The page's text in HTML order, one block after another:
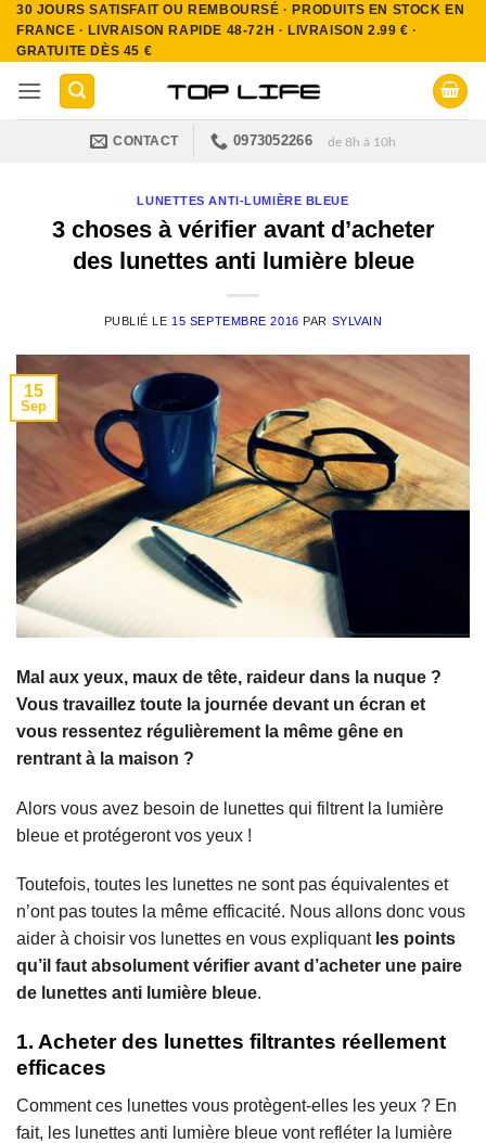
Passer
au
contenu
30 JOURS SATISFAIT OU REMBOURSÉ · PRODUITS EN STOCK EN
FRANCE · LIVRAISON RAPIDE 48-72H · LIVRAISON 2.99 € ·
GRATUITE DÈS 45 €
CONTACT 0973052266 de 8h à 10h
LUNETTES ANTI-LUMIÈRE BLEUE
3 choses à vérifier avant d’acheter
des lunettes anti lumière bleue
PUBLIÉ LE 15 SEPTEMBRE 2016 PAR SYLVAIN
15
Sep
Mal aux yeux, maux de tête, raideur dans la nuque ?
Vous travaillez toute la journée devant un écran et
vous ressentez régulièrement la même gêne en
rentrant à la maison ?
Alors vous avez besoin de lunettes qui filtrent la lumière
bleue et protégeront vos yeux !
Toutefois, toutes les lunettes ne sont pas équivalentes et
n’ont pas toutes la même efficacité. Nous allons donc vous
aider à choisir vos lunettes en vous expliquant les points
qu’il faut absolument vérifier avant d’acheter une paire
de lunettes anti lumière bleue.
1. Acheter des lunettes filtrantes réellement
efficaces
Comment ces lunettes vous protègent-elles les yeux ? En
fait, les lunettes anti lumière bleue vont refléter la lumière